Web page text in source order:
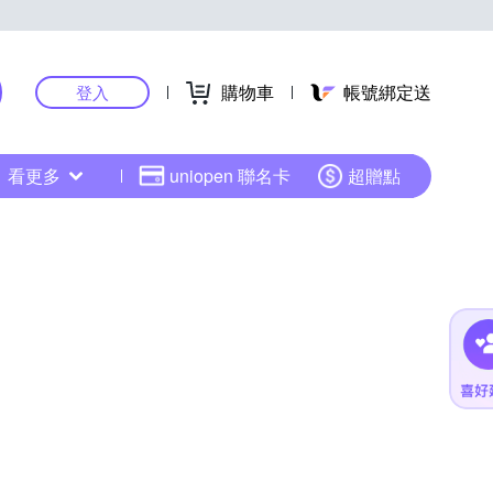
登入 購物車 帳號綁定送
看更多 uniopen 聯名卡 超贈點